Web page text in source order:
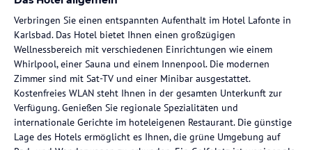
Verbringen Sie einen entspannten Aufenthalt im Hotel Lafonte in
Karlsbad. Das Hotel bietet Ihnen einen großzügigen
Wellnessbereich mit verschiedenen Einrichtungen wie einem
Whirlpool, einer Sauna und einem Innenpool. Die modernen
Zimmer sind mit Sat-TV und einer Minibar ausgestattet.
Kostenfreies WLAN steht Ihnen in der gesamten Unterkunft zur
Verfügung. Genießen Sie regionale Spezialitäten und
internationale Gerichte im hoteleigenen Restaurant. Die günstige
Lage des Hotels ermöglicht es Ihnen, die grüne Umgebung auf